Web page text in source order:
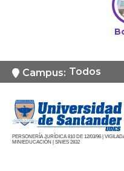
Campus: Todos
PERSONERÍA JURÍDICA 810 DE 12/03/96 |
MINIEDUCACIÓN | SNIES 2832